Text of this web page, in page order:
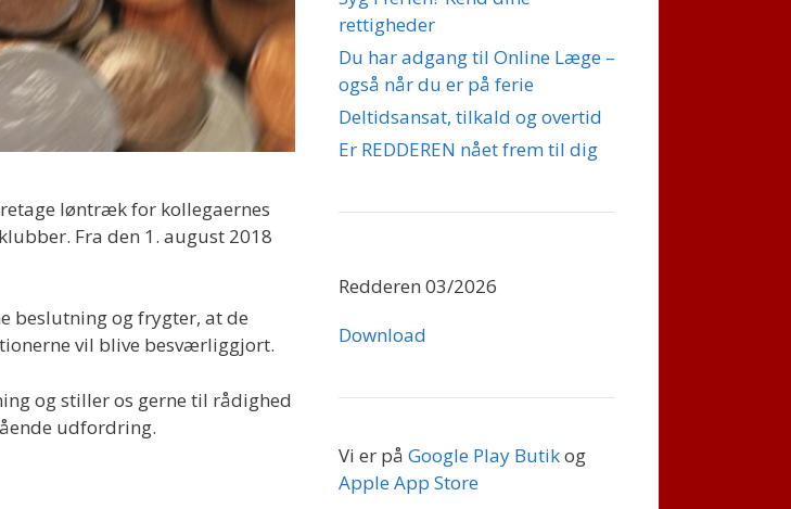
løntræk for kollegaernes
Fra den 1. august 2018
beslutning og frygter, at de
vil blive besværliggjort.
og stiller os gerne til rådighed
udfordring.
rettigheder
Du har adgang til Online Læge –
også når du er på ferie
Deltidsansat, tilkald og overtid
Er REDDEREN nået frem til dig
Redderen 03/2026
Download
Vi er på Google Play Butikog
Apple App Store